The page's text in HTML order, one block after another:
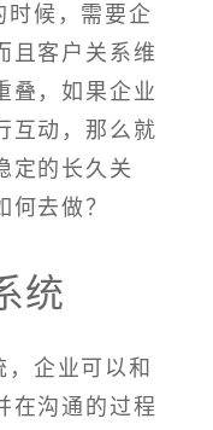
时候，需要企
且客户关系维
叠，如果企业
互动，那么就
定的长久关
去做？
统
企业可以和
在沟通的过程